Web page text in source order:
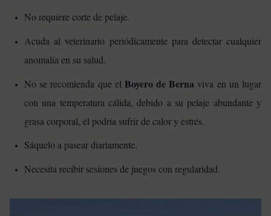
No requiere corte de pelaje.
Acuda al veterinario periódicamente para detectar cualquier
anomalía en su salud.
No se recomienda que el Boyero de Berna viva en un lugar
con una temperatura cálida, debido a su pelaje abundante y
grasa corporal, él podría sufrir de calor y estrés.
Sáquelo a pasear diariamente.
Necesita recibir sesiones de juegos con regularidad.